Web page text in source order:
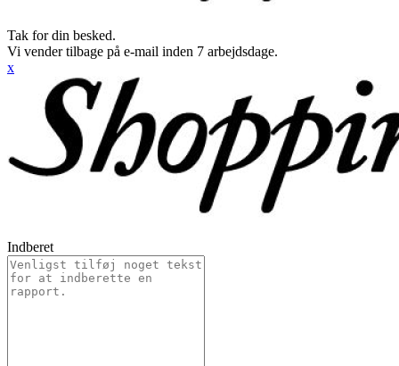
Tak for din besked.
Vi vender tilbage på e-mail inden 7 arbejdsdage.
x
Indberet